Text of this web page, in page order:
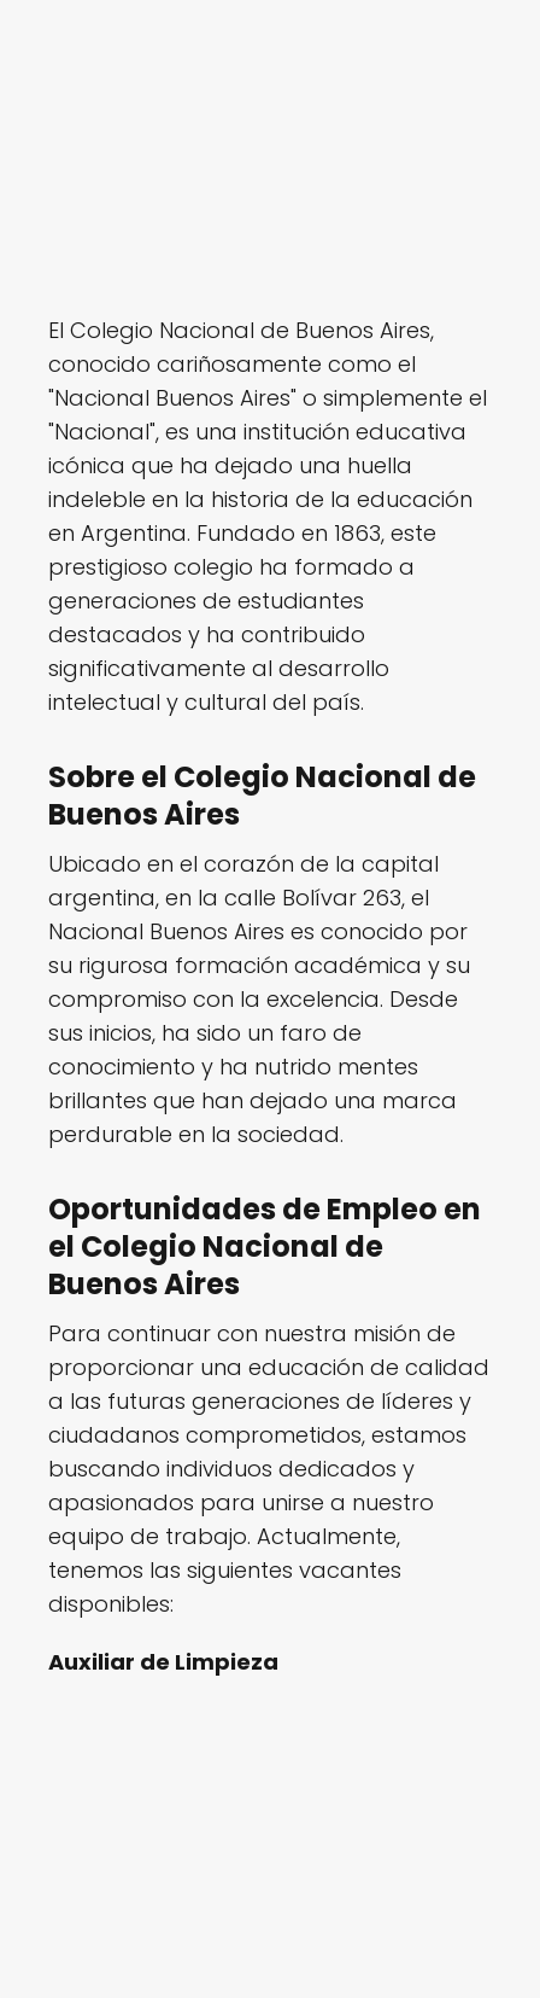
El Colegio Nacional de Buenos Aires,
conocido cariñosamente como el
"Nacional Buenos Aires" o simplemente el
"Nacional", es una institución educativa
icónica que ha dejado una huella
indeleble en la historia de la educación
en Argentina. Fundado en 1863, este
prestigioso colegio ha formado a
generaciones de estudiantes
destacados y ha contribuido
significativamente al desarrollo
intelectual y cultural del país.
Sobre el Colegio Nacional de
Buenos Aires
Ubicado en el corazón de la capital
argentina, en la calle Bolívar 263, el
Nacional Buenos Aires es conocido por
su rigurosa formación académica y su
compromiso con la excelencia. Desde
sus inicios, ha sido un faro de
conocimiento y ha nutrido mentes
brillantes que han dejado una marca
perdurable en la sociedad.
Oportunidades de Empleo en
el Colegio Nacional de
Buenos Aires
Para continuar con nuestra misión de
proporcionar una educación de calidad
a las futuras generaciones de líderes y
ciudadanos comprometidos, estamos
buscando individuos dedicados y
apasionados para unirse a nuestro
equipo de trabajo. Actualmente,
tenemos las siguientes vacantes
disponibles:
Auxiliar de Limpieza